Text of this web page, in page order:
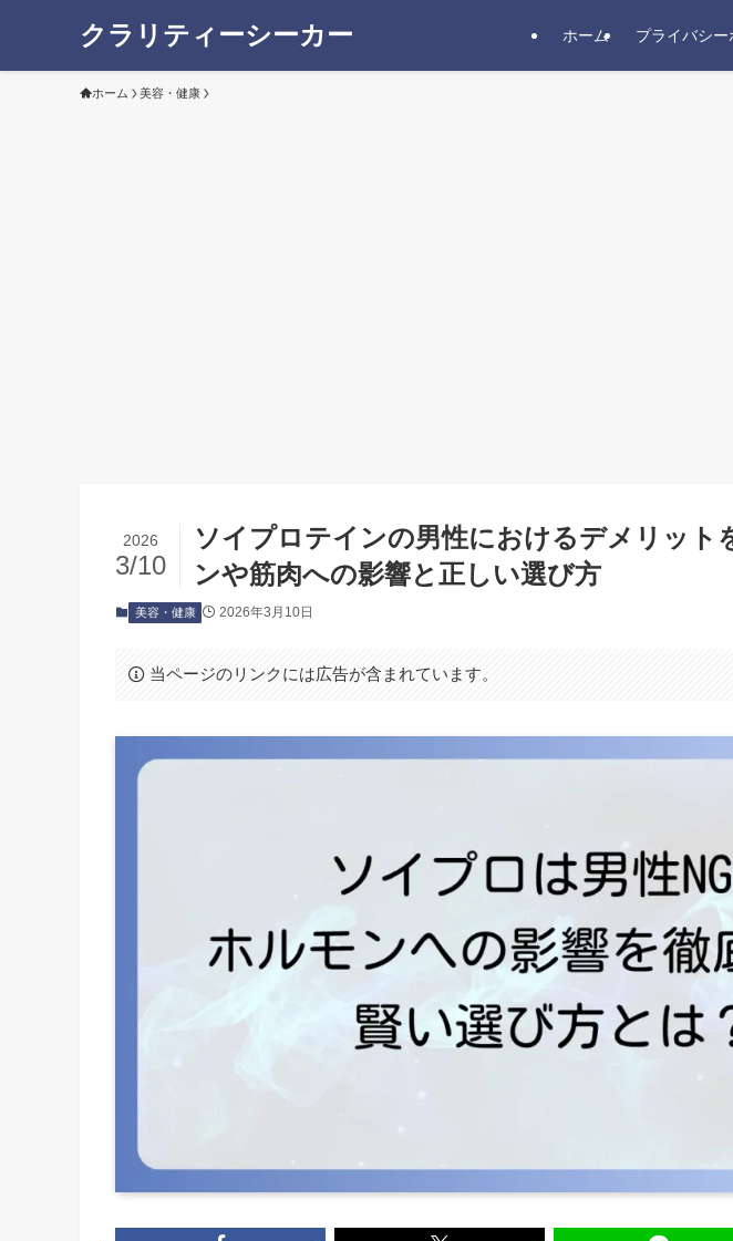
クラリティーシーカー ホーム プライバシー
ホーム 美容・健康
ソイプロテインの男性におけるデメリット
ンや筋肉への影響と正しい選び方
2026
3/10
美容・健康 2026年3月10日
当ページのリンクには広告が含まれています。